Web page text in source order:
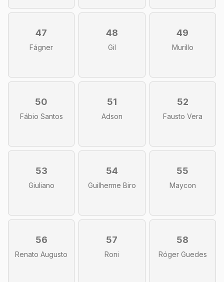
47
Fágner
48
Gil
49
Murillo
50
Fábio Santos
51
Adson
52
Fausto Vera
53
Giuliano
54
Guilherme Biro
55
Maycon
56
Renato Augusto
57
Roni
58
Róger Guedes